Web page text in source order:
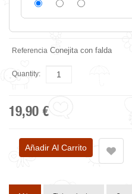
Referencia Conejita con falda
Quantity:
19,90 €